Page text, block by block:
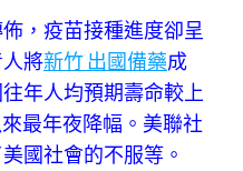
，疫苗接種進度卻呈
將新竹 出國備藥成
年人均預期壽命較上
最年夜降幅。美聯社
國社會的不服等。